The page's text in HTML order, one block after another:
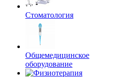
Стоматология
Общемедицинское
оборудование